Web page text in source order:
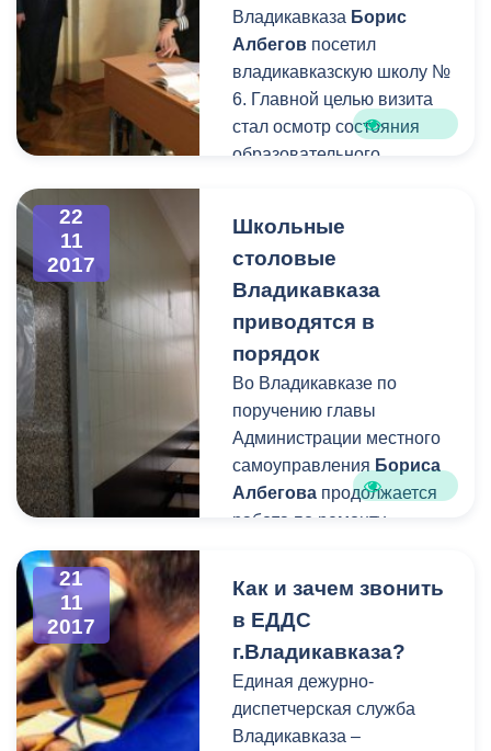
Владикавказа Борис
Албегов посетил
владикавказскую школу №
6. Главной целью визита
стал осмотр состояния
образовательного
заместитель главы АМС-
начальник Управления
образованияРоман
Гозюмови руководитель
Управления по
строительству АМС
Беслекоев.
22
11
2017
Школьные
столовые
Владикавказа
приводятся в
порядок
Во Владикавказе по
поручению главы
Администрации местного
самоуправления Бориса
Албегова продолжается
работа по ремонту
момент ремонтные
работы уже завершены в
СОШ № 6 г. Владикавказа
и в школе поселка Балта.
21
11
2017
Как и зачем звонить
в ЕДДС
г.Владикавказа?
Единая дежурно-
диспетчерская служба
Владикавказа –